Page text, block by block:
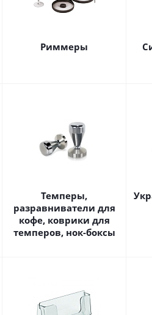
Риммеры
Темперы,
разравниватели для
кофе, коврики для
темперов, нок-боксы